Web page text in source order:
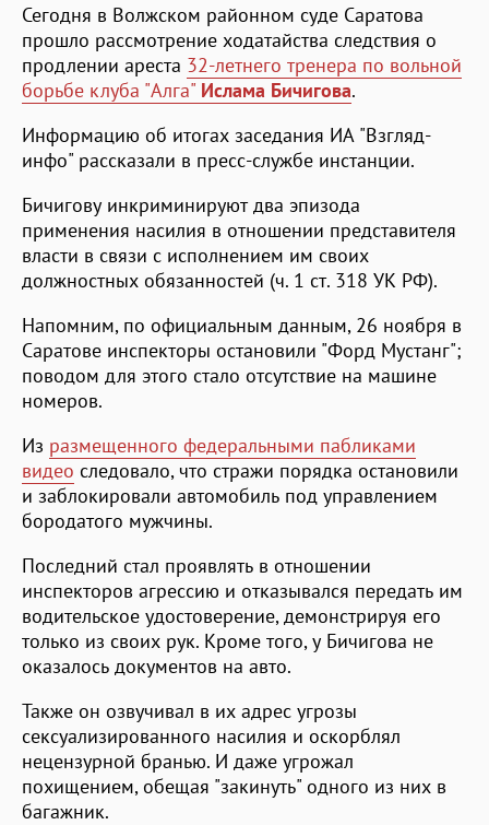
Сегодня в Волжском районном суде Саратова
прошло рассмотрение ходатайства следствия о
продлении ареста 32-летнего тренера по вольной
борьбе клуба "Алга" Ислама Бичигова.
Информацию об итогах заседания ИА "Взгляд-
инфо" рассказали в пресс-службе инстанции.
Бичигову инкриминируют два эпизода
применения насилия в отношении представителя
власти в связи с исполнением им своих
должностных обязанностей (ч. 1 ст. 318 УК РФ).
Напомним, по официальным данным, 26 ноября в
Саратове инспекторы остановили "Форд Мустанг";
поводом для этого стало отсутствие на машине
номеров.
Из размещенного федеральными пабликами
видео следовало, что стражи порядка остановили
и заблокировали автомобиль под управлением
бородатого мужчины.
Последний стал проявлять в отношении
инспекторов агрессию и отказывался передать им
водительское удостоверение, демонстрируя его
только из своих рук. Кроме того, у Бичигова не
оказалось документов на авто.
Также он озвучивал в их адрес угрозы
сексуализированного насилия и оскорблял
нецензурной бранью. И даже угрожал
похищением, обещая "закинуть" одного из них в
багажник.